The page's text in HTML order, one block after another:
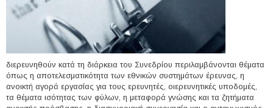
διερευνηθούν κατά τη διάρκεια του Συνεδρίου περιλαμβάνονται θέματα
όπως η αποτελεσματικότητα των εθνικών συστημάτων έρευνας, η
ανοικτή αγορά εργασίας για τους ερευνητές, οιερευνητικές υποδομές,
τα θέματα ισότητας των φύλων, η μεταφορά γνώσης και τα ζητήματα